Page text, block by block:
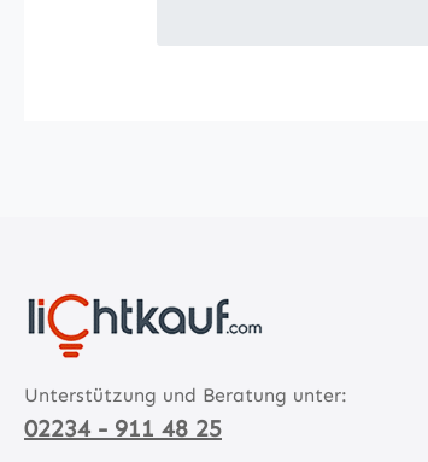
Unterstützung und Beratung unter:
02234 - 911 48 25